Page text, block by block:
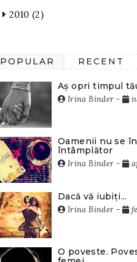
2010 (2)
POPULAR RECENT
Aș opri timpul
Irina Binder -
Oamenii nu se
întâmplător
Irina Binder -
Dacă vă iubiți...
Irina Binder -
O poveste.